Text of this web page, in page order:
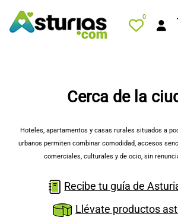
0
QUÉ HACER
ALOJAMIENTOS
TURISMO ACTIVO
TIENDA
Cerca de la
Hoteles, apartamentos y casas rurales situados a
urbanos permiten combinar comodidad, accesos
comerciales, culturales y de ocio, sin
Recibe tu guía de
Llévate productos